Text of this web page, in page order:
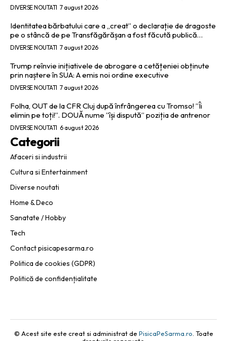
DIVERSE NOUTATI 7 august 2026
Identitatea bărbatului care a „creat” o declarație de dragoste
pe o stâncă de pe Transfăgărășan a fost făcută publică…
DIVERSE NOUTATI 7 august 2026
Trump reînvie inițiativele de abrogare a cetățeniei obținute
prin naștere în SUA: A emis noi ordine executive
DIVERSE NOUTATI 7 august 2026
Folha, OUT de la CFR Cluj după înfrângerea cu Tromso! ”Îi
elimin pe toți!”. DOUĂ nume ”își dispută” poziția de antrenor
DIVERSE NOUTATI 6 august 2026
Categorii
Afaceri si industrii
Cultura si Entertainment
Diverse noutati
Home & Deco
Sanatate / Hobby
Tech
Contact pisicapesarma.ro
Politica de cookies (GDPR)
Politică de confidențialitate
© Acest site este creat si administrat de PisicaPeSarma.ro . Toate